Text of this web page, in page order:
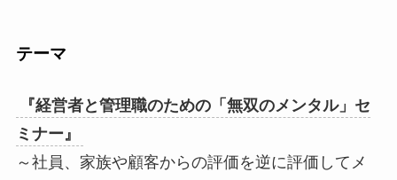
テーマ
『経営者と管理職のための「無双のメンタル」セ
ミナー』
～社員、家族や顧客からの評価を逆に評価してメ